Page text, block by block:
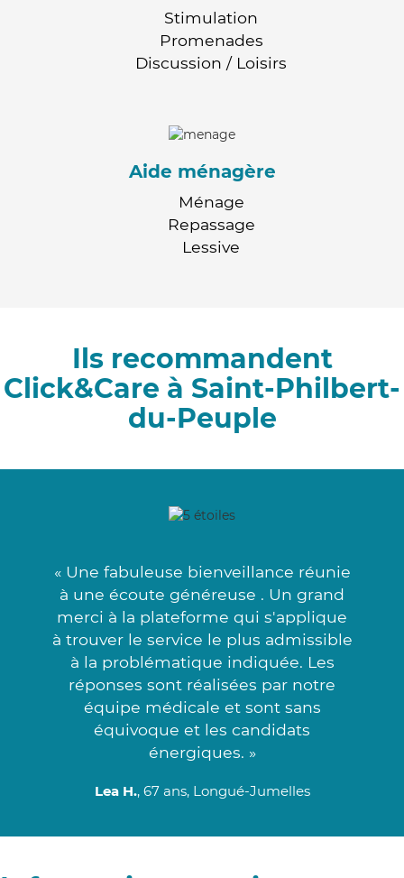
Stimulation
Promenades
Discussion / Loisirs
Aide ménagère
Ménage
Repassage
Lessive
Ils recommandent
Click&Care à Saint-Philbert-
du-Peuple
« Une fabuleuse bienveillance réunie
à une écoute généreuse . Un grand
merci à la plateforme qui s'applique
à trouver le service le plus admissible
à la problématique indiquée. Les
réponses sont réalisées par notre
équipe médicale et sont sans
équivoque et les candidats
énergiques. »
Lea H., 67 ans, Longué-Jumelles